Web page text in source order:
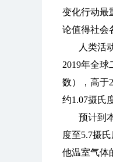
变化行动最
论值得社会
人类活
2019年全
数），高于
约1.07摄氏
预计到
度至5.7摄
他温室气体